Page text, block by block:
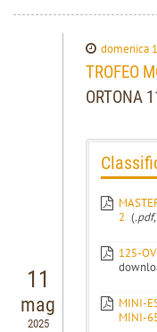
11
mag
2025
domenica
TROFEO
ORTONA
2 (.pdf,
125-
MINI-
MINI-